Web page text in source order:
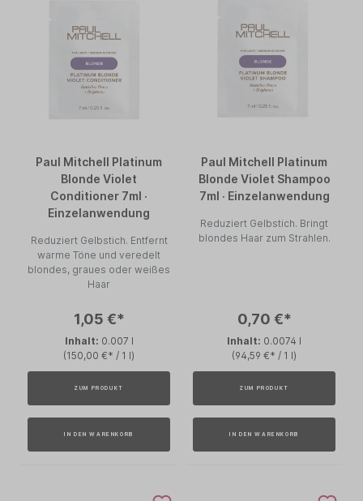
Paul Mitchell Platinum
Blonde Violet
Conditioner 7ml ·
Einzelanwendung
Reduziert Gelbstich. Entfernt
warme Töne und veredelt
blondes, graues oder weißes
Haar
1,05 €*
Inhalt: 0.007 l
(150,00 €* / 1 l)
ZUM PRODUKT
IN DEN WARENKORB
Paul Mitchell Platinum
Blonde Violet Shampoo
7ml · Einzelanwendung
Reduziert Gelbstich. Bringt
blondes Haar zum Strahlen.
0,70 €*
Inhalt: 0.0074 l
(94,59 €* / 1 l)
ZUM PRODUKT
IN DEN WARENKORB